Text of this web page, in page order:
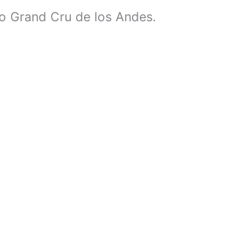
Grand Cru de los Andes.